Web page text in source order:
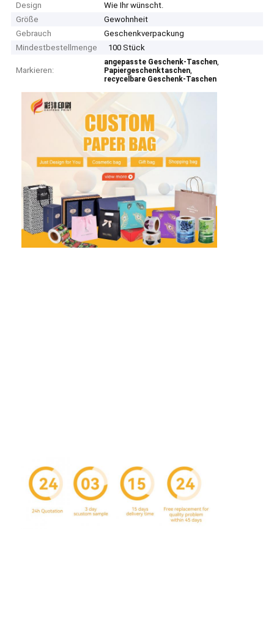
Design
Wie Ihr wünscht.
Größe
Gewohnheit
Gebrauch
Geschenkverpackung
Mindestbestellmenge
100 Stück
Markieren:
angepasste Geschenk-Taschen,
Papiergeschenktaschen,
recycelbare Geschenk-Taschen